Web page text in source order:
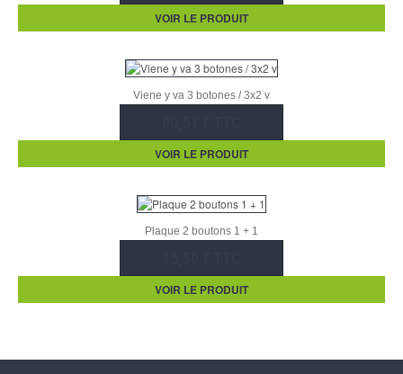
VOIR LE PRODUIT
Viene y va 3 botones / 3x2 v
VOIR LE PRODUIT
Plaque 2 boutons 1 + 1
VOIR LE PRODUIT